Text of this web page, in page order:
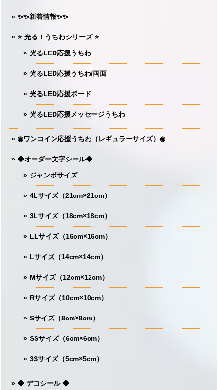
✨✨新着情報✨✨
⭐️ 光る！うちわシリーズ ⭐️
光るLED応援うちわ
光るLED応援うちわ/両面
光るLED応援ボード
光るLED応援メッセージうちわ
◉ワンコイン応援うちわ（レギュラーサイズ）◉
◆オーダー文字シール◆
ジャンボサイズ
4Lサイズ（21cm×21cm）
3Lサイズ（18cm×18cm）
LLサイズ（16cm×16cm）
Lサイズ（14cm×14cm）
Mサイズ（12cm×12cm）
Rサイズ（10cm×10cm）
Sサイズ（8cm×8cm）
SSサイズ（6cm×6cm）
3Sサイズ（5cm×5cm）
◆ デコシール ◆